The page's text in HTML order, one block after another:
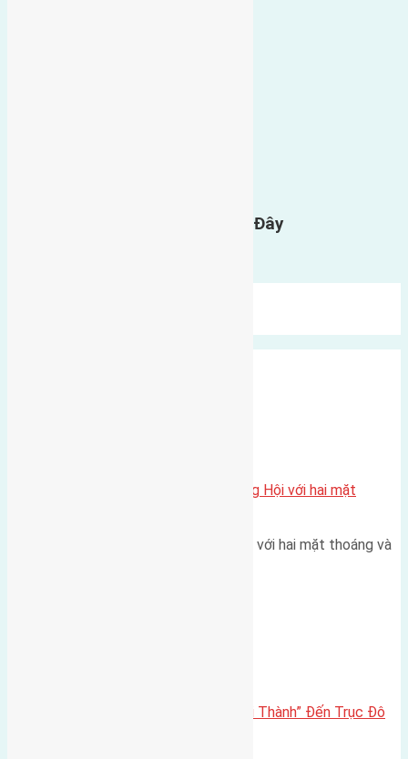
Gửi Tin Nhắn Cho Chúng Tôi Ở Đây
Một vị trí hiếm còn lại tại X1 Đông Hội với hai mặt
Một góc tái định cư X1 Đông Hội với hai mặt thoáng và
Đông Anh 2026: Từ “Huyện Ngoại Thành” Đến Trục Đô